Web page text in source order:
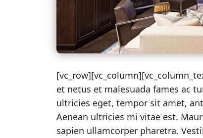
et netus et malesuada fames ac
ultricies eget, tempor sit amet,
Aenean ultricies mi vitae est.
sapien ullamcorper pharetra.